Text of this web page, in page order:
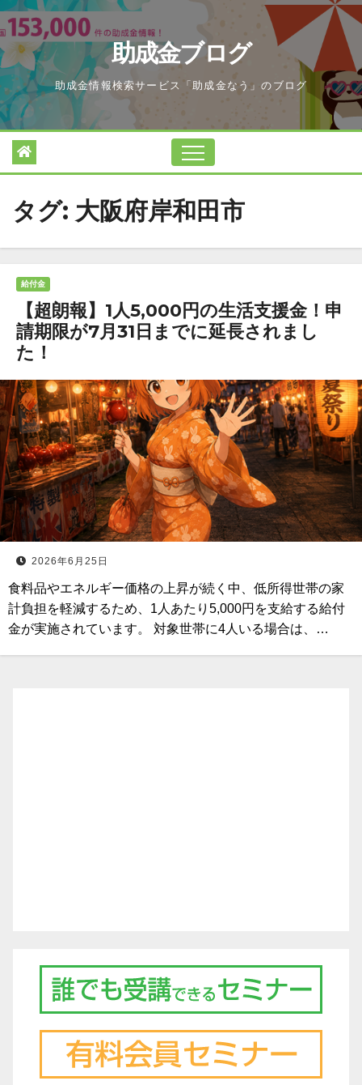
Skip
to
content
助成金ブログ
助成金情報検索サービス「助成金なう」のブログ
タグ: 大阪府岸和田市
給付金
【超朗報】1人5,000円の生活支援金！申
請期限が7月31日までに延長されまし
た！
2026年6月25日
食料品やエネルギー価格の上昇が続く中、低所得世帯の家
計負担を軽減するため、1人あたり5,000円を支給する給付
金が実施されています。 対象世帯に4人いる場合は、…